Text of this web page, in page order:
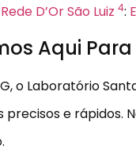
Rede D’Or São Luiz 4:
Aqui
o Laboratório
e rápidos.